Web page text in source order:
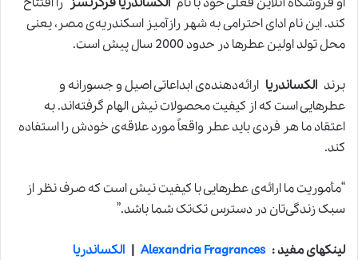
کند. این نام ادای احترامی به شهر رازآمیز اسکندریه‌ی مصر، یعنی
محل تولد اولین عطرها در حدود 2000 سال پیش است.
برند الکساندریا ارائه‌دهنده‌ی ابداعاتی اصیل و جسورانه و
عطرهایی است که از کیفیت محصولات نیش الهام گرفته‌اند. به
اعتقاد ما هر فردی باید عطر واقعاً مورد علاقه‌ی خودش را استفاده
کند.
“مأموریت ما ارائه‌ی عطرهایی با کیفیت نیش است که صرف نظر از
سبک زندگی‌تان در دسترس تک‌تک شما باشد.”
لینکهای مفید : Alexandria Fragrances
| الکساندریا